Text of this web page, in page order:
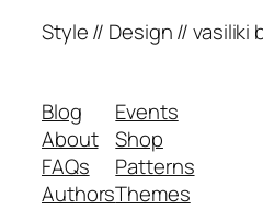
Style // Design // vasiliki
Blog
About
FAQs
Authors
Events
Shop
Patterns
Themes